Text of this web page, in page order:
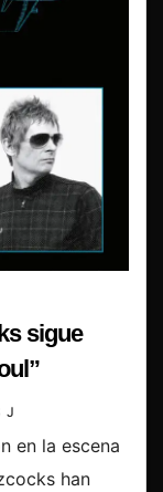
sigue
J
en la escena
han